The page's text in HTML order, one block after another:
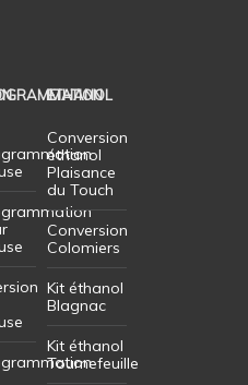
ETHANOL
Conversion
éthanol
Plaisance
du Touch
Conversion
Colomiers
Kit éthanol
Blagnac
Kit éthanol
Tournefeuille